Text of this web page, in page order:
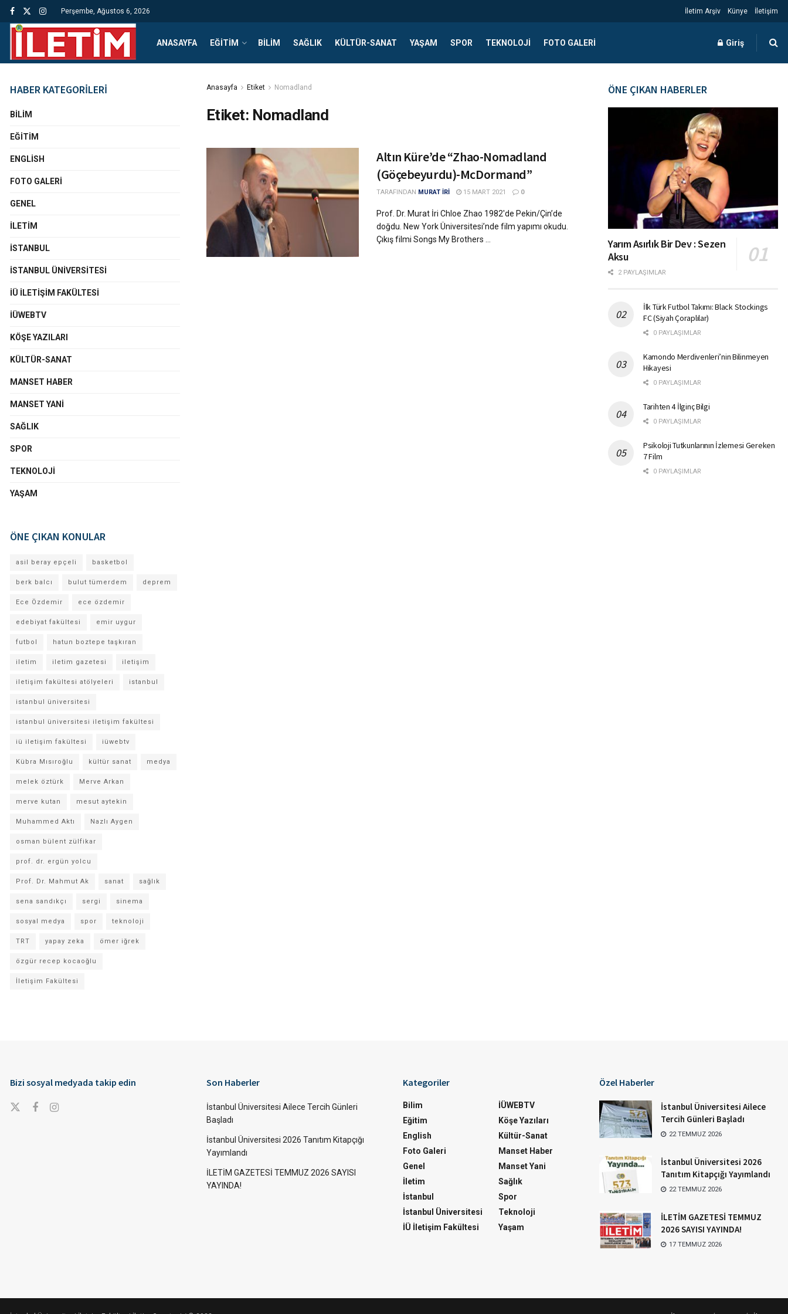
Perşembe, Ağustos 6, 2026 İletim Arşiv Künye İletişim
ANASAYFA EĞITIM BILIM SAĞLIK KÜLTÜR-SANAT YAŞAM SPOR TEKNOLOJI FOTO GALERI Giriş
Anasayfa Etiket Nomadland
Etiket: Nomadland
Altın Küre’de “Zhao-Nomadland
(Göçebeyurdu)-McDormand”
TARAFINDAN MURAT İRI 15 MART 2021 0
Prof. Dr. Murat İri Chloe Zhao 1982'de Pekin/Çin’de
doğdu. New York Üniversitesi’nde film yapımı okudu.
Çıkış filmi Songs My Brothers ...
HABER KATEGORİLERİ
BILIM
EĞITIM
ENGLISH
FOTO GALERI
GENEL
İLETIM
İSTANBUL
İSTANBUL ÜNIVERSITESI
İÜ İLETIŞIM FAKÜLTESI
İÜWEBTV
KÖŞE YAZILARI
KÜLTÜR-SANAT
MANSET HABER
MANSET YANI
SAĞLIK
SPOR
TEKNOLOJI
YAŞAM
ÖNE ÇIKAN KONULAR
asil beray epçeli basketbol
berk balcı bulut tümerdem deprem
Ece Özdemir ece özdemir
edebiyat fakültesi emir uygur
futbol hatun boztepe taşkıran
iletim iletim gazetesi iletişim
iletişim fakültesi atölyeleri istanbul
istanbul üniversitesi
istanbul üniversitesi iletişim fakültesi
iü iletişim fakültesi iüwebtv
Kübra Mısıroğlu kültür sanat medya
melek öztürk Merve Arkan
merve kutan mesut aytekin
Muhammed Aktı Nazlı Aygen
osman bülent zülfikar
prof. dr. ergün yolcu
Prof. Dr. Mahmut Ak sanat sağlık
sena sandıkçı sergi sinema
sosyal medya spor teknoloji
TRT yapay zeka ömer iğrek
özgür recep kocaoğlu
İletişim Fakültesi
ÖNE ÇIKAN HABERLER
Yarım Asırlık Bir Dev : Sezen
Aksu
2 PAYLAŞIMLAR
İlk Türk Futbol Takımı: Black Stockings
FC (Siyah Çoraplılar)
0 PAYLAŞIMLAR
Kamondo Merdivenleri’nin Bilinmeyen
Hikayesi
0 PAYLAŞIMLAR
Tarihten 4 İlginç Bilgi
0 PAYLAŞIMLAR
Psikoloji Tutkunlarının İzlemesi Gereken
7 Film
0 PAYLAŞIMLAR
Bizi sosyal medyada takip edin Son Haberler
İstanbul Üniversitesi Ailece Tercih Günleri
Başladı
İstanbul Üniversitesi 2026 Tanıtım Kitapçığı
Yayımlandı
İLETİM GAZETESİ TEMMUZ 2026 SAYISI
YAYINDA!
Kategoriler
Bilim
Eğitim
English
Foto Galeri
Genel
İletim
İstanbul
İstanbul Üniversitesi
İÜ İletişim Fakültesi
İÜWEBTV
Köşe Yazıları
Kültür-Sanat
Manset Haber
Manset Yani
Sağlık
Spor
Teknoloji
Yaşam
Özel Haberler
İstanbul Üniversitesi Ailece
Tercih Günleri Başladı
22 TEMMUZ 2026
İstanbul Üniversitesi 2026
Tanıtım Kitapçığı Yayımlandı
22 TEMMUZ 2026
İLETİM GAZETESİ TEMMUZ
2026 SAYISI YAYINDA!
17 TEMMUZ 2026